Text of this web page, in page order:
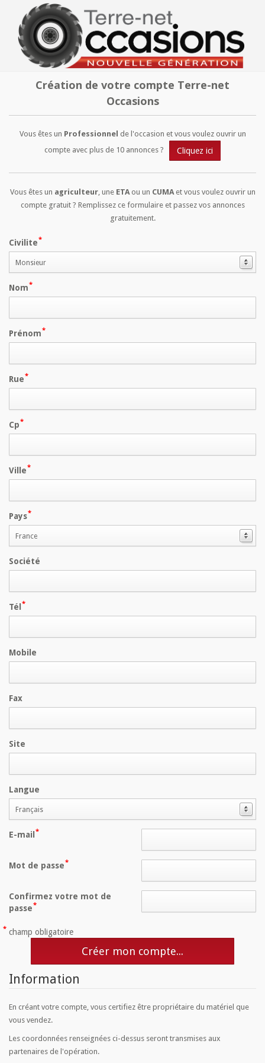
Création de votre compte Terre-net
Occasions
Vous êtes un Professionnel de l'occasion et vous voulez ouvrir un
compte avec plus de 10 annonces ?
Cliquez ici
Vous êtes un agriculteur, une ETAou un CUMAet vous voulez ouvrir un
compte gratuit ? Remplissez ce formulaire et passez vos annonces
gratuitement.
Civilite
Monsieur
Nom
Prénom
Rue
Cp
Ville
Pays
France
Société
Tél
Mobile
Fax
Site
Langue
Français
E-mail
Mot de passe
Confirmez votre mot de
passe
champ obligatoire
Créer mon compte...
Information
En créant votre compte, vous certifiez être propriétaire du matériel que
vous vendez.
Les coordonnées renseignées ci-dessus seront transmises aux
partenaires de l'opération.